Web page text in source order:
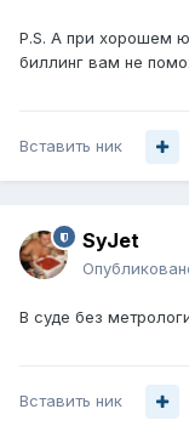
P.S. А при хорошем
биллинг вам не
Вставить ник
SyJet
В суде без
Вставить ник